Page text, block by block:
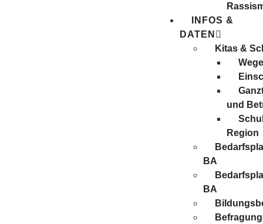
INFOS &
DATEN
Kitas &
und
Region
BA
BA